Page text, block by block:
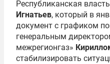
Республиканская
Игнатьев, который в
документ с графиком
генеральным
межрегионгаз»
стабилизировать